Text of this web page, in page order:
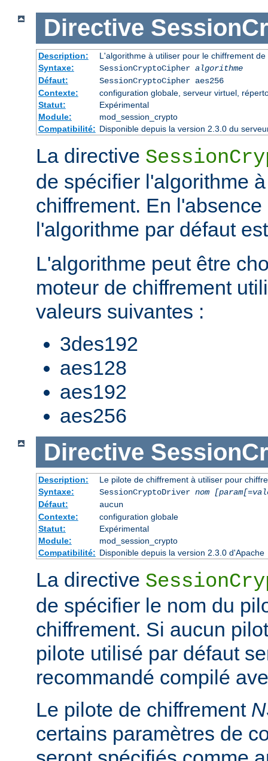
Directive
Description:
L'algorithme à utiliser pour le chiffrement de
Syntaxe:
SessionCryptoCipher algorithme
Défaut:
SessionCryptoCipher aes256
Contexte:
configuration globale, serveur virtuel,
Statut:
Expérimental
Module:
mod_session_crypto
Compatibilité: Disponible depuis la version 2.3.0 du
La directive
de spécifier l'algorithme
chiffrement. En
l'algorithme par défaut
L'algorithme peut être
moteur de chiffrement
valeurs suivantes :
3des192
aes128
aes192
aes256
Directive
Description:
Le pilote de chiffrement à utiliser pour
Syntaxe:
SessionCryptoDriver nom
Défaut:
aucun
Contexte:
configuration globale
Statut:
Expérimental
Module:
mod_session_crypto
Compatibilité: Disponible depuis la version 2.3.0 d'Apache
La directive
de spécifier le nom du
chiffrement. Si aucun
pilote utilisé par défaut
recommandé compilé
Le pilote de chiffrement
certains paramètres de